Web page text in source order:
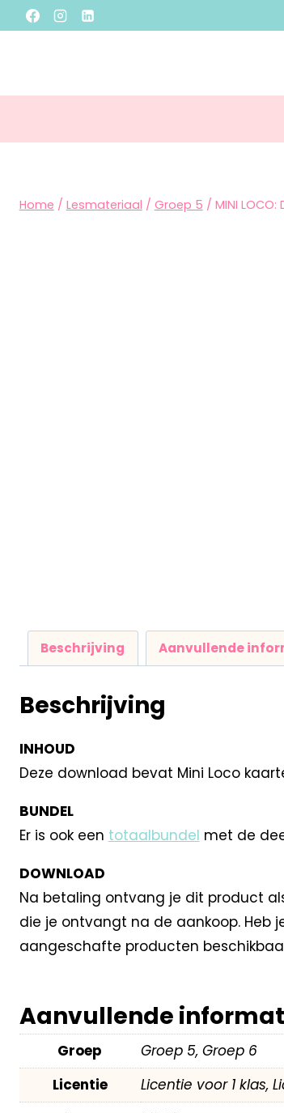
Home / Lesmateriaal / Groep 5 / MINI LOCO:
Beschrijving Aanvullende
Beschrijving
INHOUD
Deze download bevat Mini Loco
BUNDEL
Er is ook een totaalbundel met de
DOWNLOAD
Na betaling ontvang je dit product
die je ontvangt na de aankoop. Heb
aangeschafte producten
Aanvullende
Groep
Groep 5, Groep 6
Licentie
Licentie voor 1 klas,